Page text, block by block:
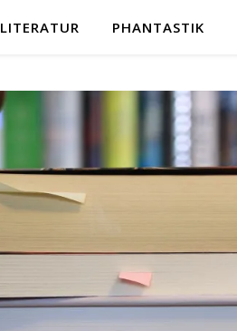
LITERATUR PHANTASTIK